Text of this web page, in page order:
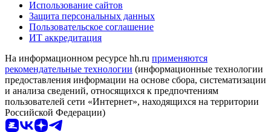
Использование сайтов
Защита персональных данных
Пользовательское соглашение
ИТ аккредитация
На информационном ресурсе hh.ru применяются
рекомендательные технологии (информационные технологии
предоставления информации на основе сбора, систематизации
и анализа сведений, относящихся к предпочтениям
пользователей сети «Интернет», находящихся на территории
Российской Федерации)